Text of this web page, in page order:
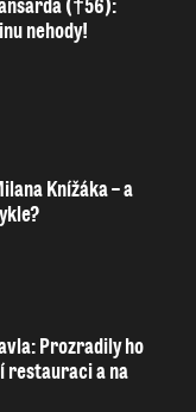
nehody!
Knížáka – a
Prozradily ho
restauraci a na